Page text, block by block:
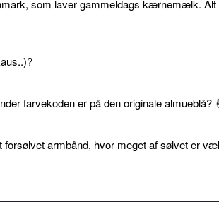
som laver gammeldags kærnemælk.
farvekoden er på den originale almueblå?
forsølvet armbånd, hvor meget af sølvet er